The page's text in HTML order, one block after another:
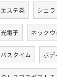
エステ券 シェラ
光電子 ネックウ
バスタイム ボデ